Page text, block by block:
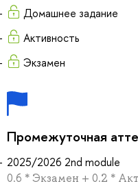
Домашнее задание
Активность
Экзамен
Промежуточная
2025/2026 2nd module
0.6 * Экзамен + 0.2 *